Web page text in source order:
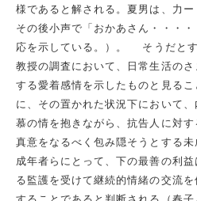
様であると解される。夏男は、力ー
その後小声で「おかあさん・・・
応を示している。）。 そうだと
教授の調査において、日常生活の
する愛着感情を示したものと見る
に、その置かれた状況下において
慕の情を抱きながら、抗告人に対
真意をなるべく包み隠そうとする
成年者らにとって、下の最善の利
る監護を受けて継続的情緒の交流